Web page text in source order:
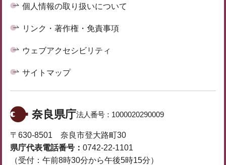
個人情報の取り扱いについて
リンク・著作権・免責事項
ウェブアクセシビリティ
サイトマップ
奈良県庁法人番号： 1000020290009
〒630-8501 奈良市登大路町30
県庁代表電話番号： 0742-22-1101
（受付：午前8時30分から午後5時15分）